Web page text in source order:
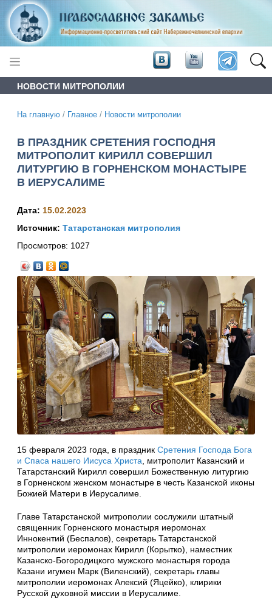
НОВОСТИ МИТРОПОЛИИ
На главную / Главное / Новости митрополии
В ПРАЗДНИК СРЕТЕНИЯ ГОСПОДНЯ
МИТРОПОЛИТ КИРИЛЛ СОВЕРШИЛ
ЛИТУРГИЮ В ГОРНЕНСКОМ МОНАСТЫРЕ
В ИЕРУСАЛИМЕ
Дата: 15.02.2023
Источник: Татарстанская митрополия
Просмотров: 1027
15 февраля 2023 года, в праздник Сретения Господа Бога
и Спаса нашего Иисуса Христа , митрополит Казанский и
Татарстанский Кирилл совершил Божественную литургию
в Горненском женском монастыре в честь Казанской иконы
Божией Матери в Иерусалиме.
Главе Татарстанской митрополии сослужили штатный
священник Горненского монастыря иеромонах
Иннокентий (Беспалов), секретарь Татарстанской
митрополии иеромонах Кирилл (Корытко), наместник
Казанско-Богородицкого мужского монастыря города
Казани игумен Марк (Виленский), секретарь главы
митрополии иеромонах Алексий (Яцейко), клирики
Русской духовной миссии в Иерусалиме.